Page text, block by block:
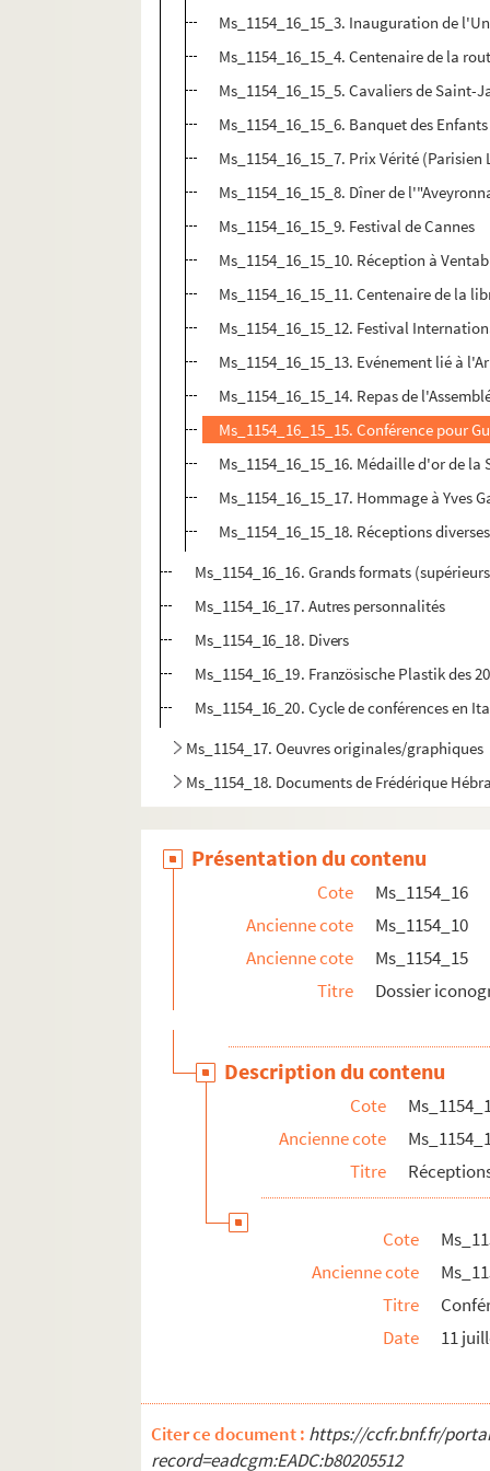
Ms_1154_16_15_3. Inauguration de
Ms_1154_16_15_4. Centenaire de la
Ms_1154_16_15_5. Cavaliers de Saint-
Ms_1154_16_15_6. Banquet des
Ms_1154_16_15_7. Prix Vérité (Parisien
Ms_1154_16_15_8. Dîner de
Ms_1154_16_15_9. Festival de Cannes
Ms_1154_16_15_10. Réception à
Ms_1154_16_15_11. Centenaire de la
Ms_1154_16_15_12. Festival
Ms_1154_16_15_13. Evénement lié à
Ms_1154_16_15_14. Repas de
Ms_1154_16_15_15. Conférence pour
Ms_1154_16_15_16. Médaille d'or de
Ms_1154_16_15_17. Hommage à Yves
Ms_1154_16_15_18. Réceptions
Ms_1154_16_16. Grands formats
Ms_1154_16_17. Autres personnalités
Ms_1154_16_18. Divers
Ms_1154_16_19. Französische Plastik des
Ms_1154_16_20. Cycle de conférences en
Ms_1154_17. Oeuvres originales/graphiques
Ms_1154_18. Documents de Frédérique
Présentation du contenu
Cote
Ms_1154_16
Ancienne cote
Ms_1154_10
Ancienne cote
Ms_1154_15
Titre
Dossier
Description du contenu
Cote
Ancienne cote
Titre
Cote
Ancienne cote
Titre
Date
11
Citer ce document : https://ccfr.bnf.fr/
record=eadcgm:EADC:b80205512